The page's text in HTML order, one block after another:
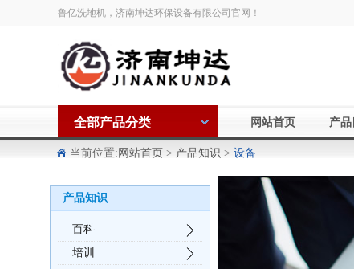
鲁亿洗地机，济南坤达环保设备有限公司官网！
全部产品分类 网站首页 | 产
当前位置: 网站首页 > 产品知识 > 设备
产品知识
百科
培训